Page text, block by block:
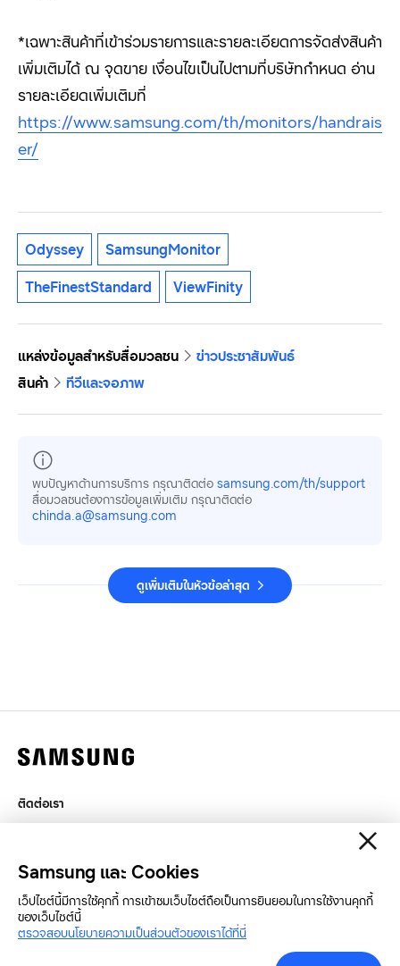
*เฉพาะสินค้าที่เข้าร่วมรายการและรายละเอียดการจัดส่งสินค้า
เพิ่มเติมได้ ณ จุดขาย เงื่อนไขเป็นไปตามที่บริษัทกำหนด อ่าน
รายละเอียดเพิ่มเติมที่
https://www.samsung.com/th/monitors/handrais
er/
Odyssey
SamsungMonitor
TheFinestStandard
ViewFinity
แหล่งข้อมูลสำหรับสื่อมวลชน
ข่าวประชาสัมพันธ์
สินค้า
ทีวีและจอภาพ
พบปัญหาด้านการบริการ กรุณาติดต่อ samsung.com/th/support
สื่อมวลชนต้องการข้อมูลเพิ่มเติม กรุณาติดต่อ
chinda.a@samsung.com
ดูเพิ่มเติมในหัวข้อล่าสุด
ติดต่อเรา
SAMSUNG.COM
Copyright© SAMSUNG All Rights Reserved.
Samsung และ Cookies
เว็ปไซต์นี้มีการใช้คุกกี้ การเข้าชมเว็บไซต์ถือเป็นการยินยอมในการใช้งานคุกกี้
ของเว็บไซต์นี้
ตรวจสอบนโยบายความเป็นส่วนตัวของเราได้ที่นี่